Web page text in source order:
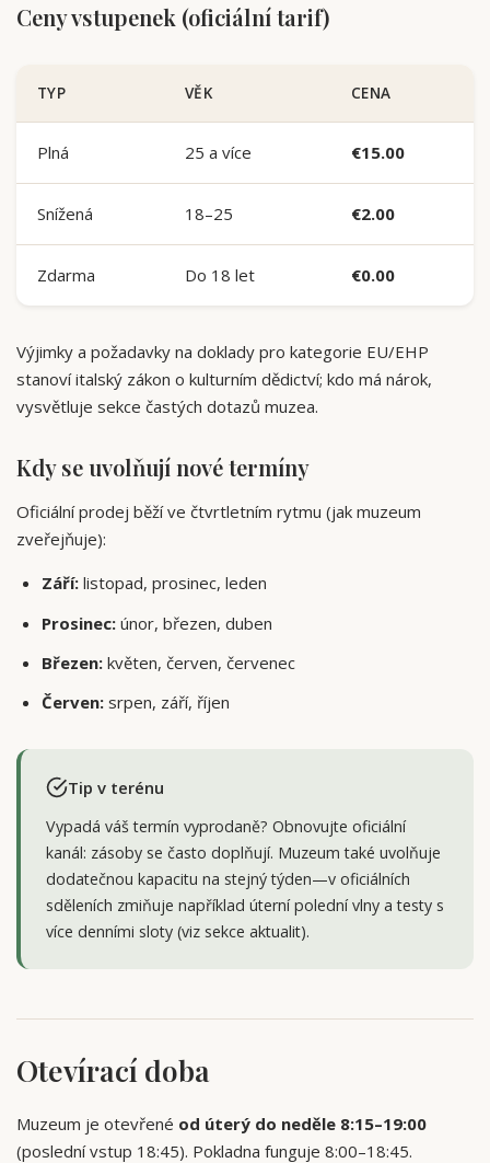
Ceny vstupenek (oficiální tarif)
TYP VĚK CENA
Plná 25 a více €15.00
Snížená 18–25 €2.00
Zdarma Do 18 let €0.00
Výjimky a požadavky na doklady pro kategorie EU/EHP
stanoví italský zákon o kulturním dědictví; kdo má nárok,
vysvětluje sekce častých dotazů muzea.
Kdy se uvolňují nové termíny
Oficiální prodej běží ve čtvrtletním rytmu (jak muzeum
zveřejňuje):
Září:listopad, prosinec, leden
Prosinec:únor, březen, duben
Březen:květen, červen, červenec
Červen:srpen, září, říjen
Tip v terénu
Vypadá váš termín vyprodaně? Obnovujte oficiální
kanál: zásoby se často doplňují. Muzeum také uvolňuje
dodatečnou kapacitu na stejný týden—v oficiálních
sděleních zmiňuje například úterní polední vlny a testy s
více denními sloty (viz sekce aktualit).
Otevírací doba
Muzeum je otevřené od úterý do neděle 8:15–19:00
(poslední vstup 18:45). Pokladna funguje 8:00–18:45.